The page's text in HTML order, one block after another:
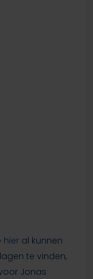
hieral kunnen
te vinden,
Jonas